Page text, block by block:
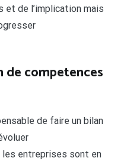
et de l’implication mais
de competences
de faire un bilan
entreprises sont en